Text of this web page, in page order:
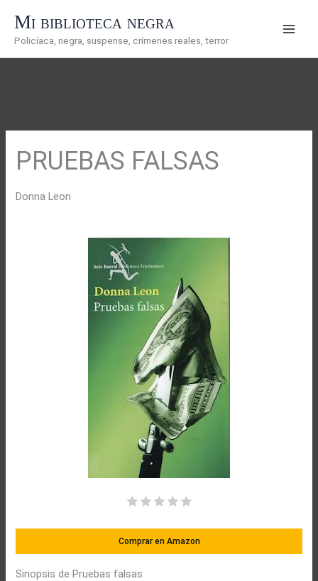
contenido
Mi biblioteca negra
Policíaca, negra, suspense, crímenes reales, terror
PRUEBAS FALSAS
Donna Leon
Comprar en Amazon
Sinopsis de Pruebas falsas